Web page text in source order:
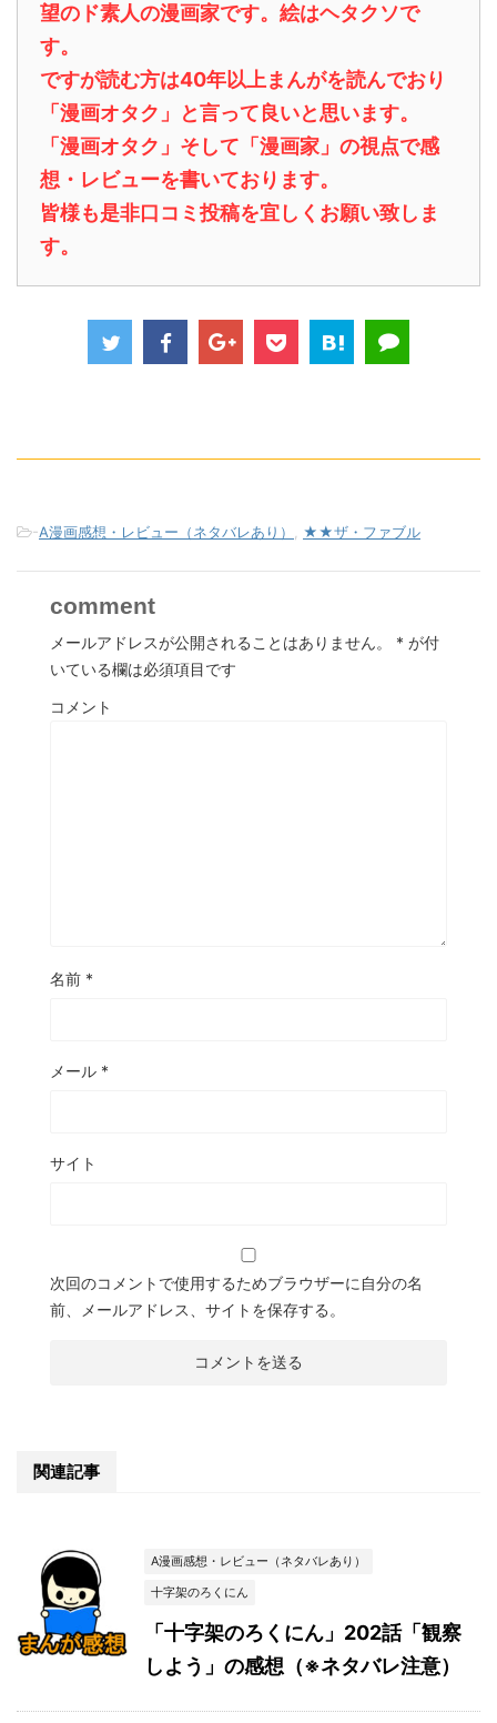
望のド素人の漫画家です。絵はヘタクソで
す。
ですが読む方は40年以上まんがを読んでおり
「漫画オタク」と言って良いと思います。
「漫画オタク」そして「漫画家」の視点で感
想・レビューを書いております。
皆様も是非口コミ投稿を宜しくお願い致しま
す。
-A漫画感想・レビュー（ネタバレあり） ★★ザ・ファブル
comment
メールアドレスが公開されることはありません。 * が付
いている欄は必須項目です
コメント
名前 *
メール *
サイト
次回のコメントで使用するためブラウザーに自分の名
前、メールアドレス、サイトを保存する。
関連記事
A漫画感想・レビュー（ネタバレあり）
十字架のろくにん
「十字架のろくにん」202話「観察
しよう」の感想（※ネタバレ注意）